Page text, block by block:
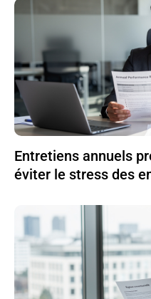
Entretiens annuels
éviter le stress des